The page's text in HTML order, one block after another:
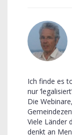
Ich finde es
nur
Die
Viele Länder
denkt an